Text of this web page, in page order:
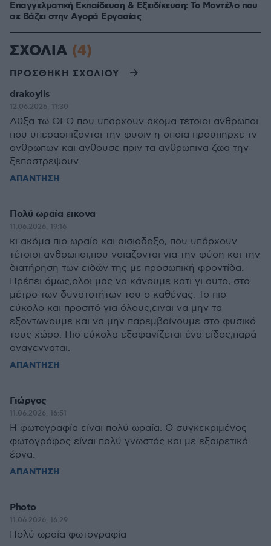
Επαγγελματική Εκπαίδευση & Εξειδίκευση: Το Mοντέλο που
σε Bάζει στην Aγορά Eργασίας
ΣΧΟΛΙΑ (4)
ΠΡΟΣΘΗΚΗ ΣΧΟΛΙΟΥ
drakoylis
12.06.2026, 11:30
Δ0ξα τω ΘΕΩ που υπαρχουν ακομα τετοιοι ανθρωποι
που υπερασπιζονται την φυσιν η οποια προυπηρχε τν
ανθρωπων και ανθουσε πριν τα ανθρωπινα ζωα την
ξεπαστρεψουν.
ΑΠΑΝΤΗΣΗ
Πολύ ωραία εικονα
11.06.2026, 19:16
κι ακόμα πιο ωραίο και αισιοδοξο, που υπάρχουν
τέτοιοι ανθρωποι,που νοιαζονται για την φύση και την
διατήρηση των ειδών της με προσωπική φροντίδα.
Πρέπει όμως,ολοι μας να κάνουμε κατι γι αυτο, στο
μέτρο των δυνατοτήτων του ο καθένας. Το πιο
εύκολο και προσιτό για όλους,ειναι να μην τα
εξοντωνουμε και να μην παρεμβαίνουμε στο φυσικό
τους χώρο. Πιο εύκολα εξαφανίζεται ένα είδος,παρά
αναγενναται.
ΑΠΑΝΤΗΣΗ
Γιώργος
11.06.2026, 16:51
Η φωτογραφία είναι πολύ ωραία. Ο συγκεκριμένος
φωτογράφος είναι πολύ γνωστός και με εξαιρετικά
έργα.
ΑΠΑΝΤΗΣΗ
Photo
11.06.2026, 16:29
Πολύ ωραία φωτογραφία